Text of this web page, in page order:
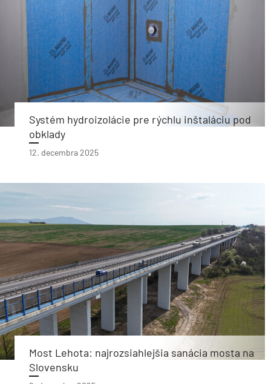
Systém hydroizolácie pre rýchlu inštaláciu pod
obklady
12. decembra 2025
Most Lehota: najrozsiahlejšia sanácia mosta na
Slovensku